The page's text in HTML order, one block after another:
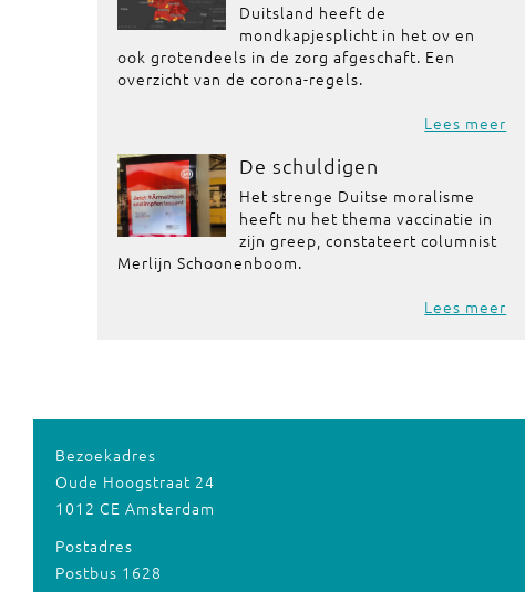
Duitsland heeft de
mondkapjesplicht in het ov en
ook grotendeels in de zorg afgeschaft. Een
overzicht van de corona-regels.
Lees meer
De schuldigen
Het strenge Duitse moralisme
heeft nu het thema vaccinatie in
zijn greep, constateert columnist
Merlijn Schoonenboom.
Lees meer
Bezoekadres
Oude Hoogstraat 24
1012 CE Amsterdam
Postadres
Postbus 1628